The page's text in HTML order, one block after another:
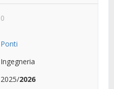
0
Ponti
Ingegneria
2025/2026